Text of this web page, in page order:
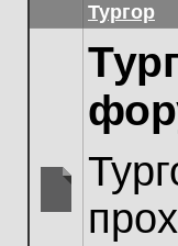
Тургор